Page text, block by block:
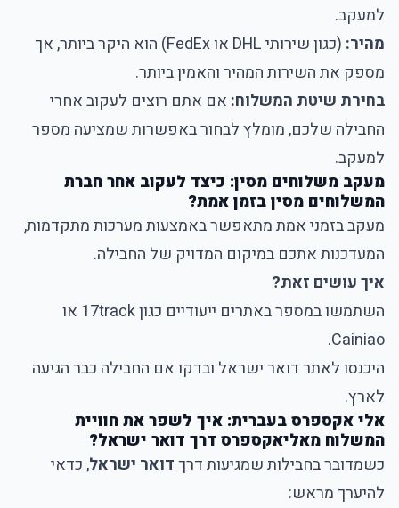
למעקב.
מהיר:
(כגון שירותי DHL או FedEx) הוא היקר ביותר, אך
מספק את השירות המהיר והאמין ביותר.
בחירת שיטת המשלוח: אם אתם רוצים לעקוב אחרי
החבילה שלכם, מומלץ לבחור באפשרות שמציעה מספר
למעקב.
מעקב משלוחים מסין: כיצד לעקוב אחר חברת
המשלוחים מסין בזמן אמת?
מעקב בזמני אמת מתאפשר באמצעות מערכות מתקדמות,
המעדכנות אתכם במיקום המדויק של החבילה.
איך עושים זאת?
השתמשו במספר באתרים ייעודיים כגון17track או
Cainiao
.
היכנסו לאתר דואר ישראל ובדקו אם החבילה כבר הגיעה
לארץ.
אלי אקספרס בעברית: איך לשפר את חוויית
המשלוח מאליאקספרס דרך דואר ישראל?
כשמדובר בחבילות שמגיעות דרךדואר ישראל, כדאי
להיערך מראש: